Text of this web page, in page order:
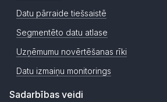
Datu pārraide tiešsaistē
Segmentēto datu atlase
Uzņēmumu novērtēšanas rīki
Datu izmaiņu monitorings
Sadarbības veidi